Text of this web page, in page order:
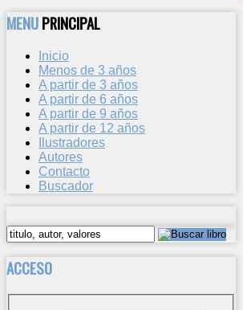
MENUPRINCIPAL
Inicio
Menos de 3 años
A partir de 3 años
A partir de 6 años
A partir de 9 años
A partir de 12 años
Ilustradores
Autores
Contacto
Buscador
ACCESO